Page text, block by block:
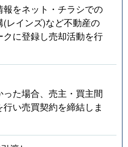
をネット・チラシでの
レインズ)など不動産の
に登録し売却活動を行
た場合、売主・買主間
い売買契約を締結しま